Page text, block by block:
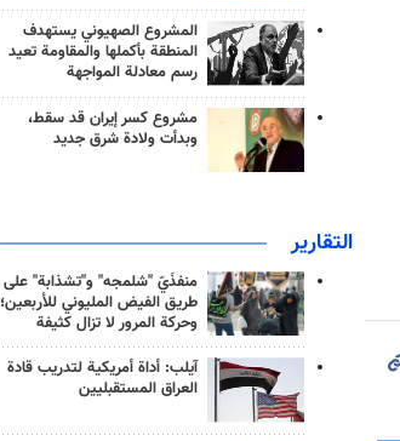
المشروع الصهيوني يستهدف
المنطقة بأكملها والمقاومة تعيد
رسم معادلة المواجهة
مشروع كسر إيران قد سقط،
وبدأت ولادة شرق جديد
التقارير
منفذَيّ "شلمجه" و"تشذابة" على
طريق الفيض المليوني للأربعين؛
وحركة المرور لا تزال كثيفة
آيلب: أداة أمريكية لتدريب قادة
العراق المستقبليين